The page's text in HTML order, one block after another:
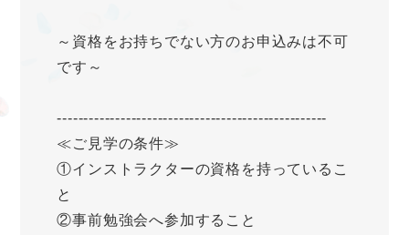
～資格をお持ちでない方のお申込みは不可
です～
---------------------------------------------------
≪ご見学の条件≫
①インストラクターの資格を持っているこ
と
②事前勉強会へ参加すること